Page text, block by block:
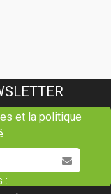
et la politique
: